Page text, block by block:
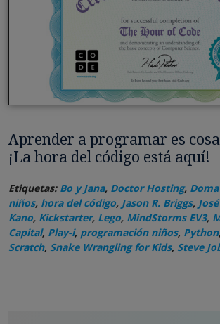
Aprender a programar es
¡La hora del código está aquí!
Etiquetas: Bo y Jana, Doctor Hosting,
niños, hora del código, Jason R. Briggs,
Kano, Kickstarter, Lego, MindStorms EV3,
Capital, Play-i, programación niños, Python
Scratch, Snake Wrangling for Kids, Steve